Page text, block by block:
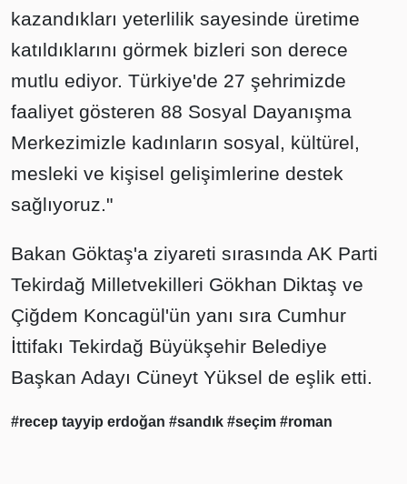
kazandıkları yeterlilik sayesinde üretime
katıldıklarını görmek bizleri son derece
mutlu ediyor. Türkiye'de 27 şehrimizde
faaliyet gösteren 88 Sosyal Dayanışma
Merkezimizle kadınların sosyal, kültürel,
mesleki ve kişisel gelişimlerine destek
sağlıyoruz."
Bakan Göktaş'a ziyareti sırasında AK Parti
Tekirdağ Milletvekilleri Gökhan Diktaş ve
Çiğdem Koncagül'ün yanı sıra Cumhur
İttifakı Tekirdağ Büyükşehir Belediye
Başkan Adayı Cüneyt Yüksel de eşlik etti.
#recep tayyip erdoğan #sandık #seçim #roman